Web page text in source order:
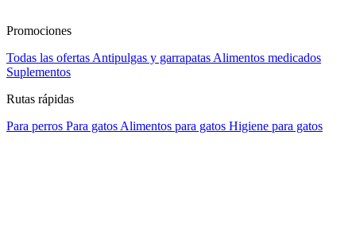
Promociones
Todas las ofertas Antipulgas y garrapatas Alimentos medicados
Suplementos
Rutas rápidas
Para perros Para gatos Alimentos para gatos Higiene para gatos